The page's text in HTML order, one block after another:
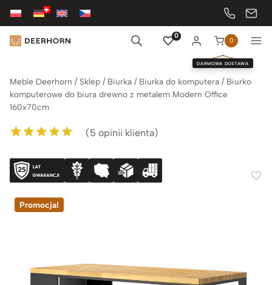
Przejdź
treści
0
0
DARMOWA DOSTAWA
Meble Deerhorn / Sklep / Biurka / Biurka do komputera / Biurko
komputerowe do biura drewno z metalem Modern Office
160x70cm
5.00na 5 na
podstawie
ocen klientów
(5 opinii klienta)
Promocja!